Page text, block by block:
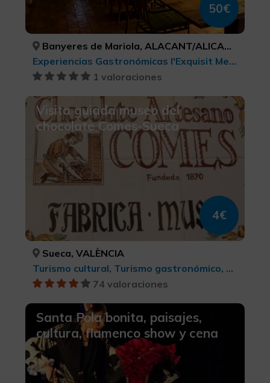
50€
Banyeres de Mariola, ALACANT/ALICANTE
Experiencias Gastronómicas l'Exquisit Mediterrani, Turismo gastronómico
1 valoraciones
Visita guiada museo del
chocolate Comes-Sueca
4€
Sueca, VALÈNCIA
Turismo cultural, Turismo gastronómico, Agroturismo
74 valoraciones
Santa Pola bonita, paisajes,
cultura, flamenco show y cena